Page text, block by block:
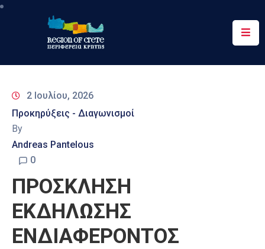
Περιφέρεια
&
Δράσεις
Ψηφιακές
Επικοινωνία
2 Ιουλίου, 2026
Προκηρύξεις - Διαγωνισμοί
By
Andreas Pantelous
0
ΠΡΟΣΚΛΗΣΗ
ΕΚΔΗΛΩΣΗΣ
ΕΝΔΙΑΦΕΡΟΝΤΟΣ